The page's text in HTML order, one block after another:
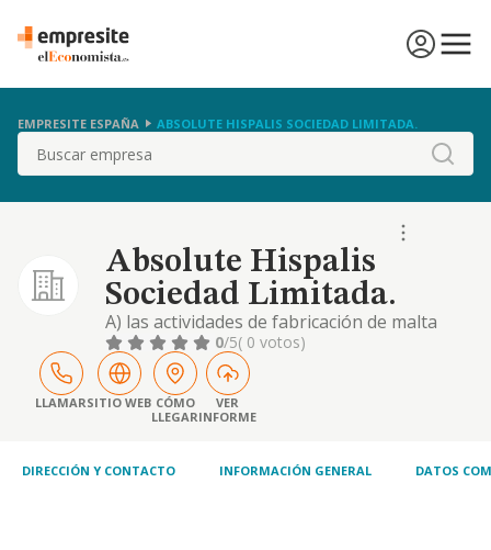
EMPRESITE ESPAÑA ABSOLUTE HISPALIS SOCIEDAD LIMITADA.
Buscar
Absolute Hispalis
Sociedad Limitada.
A) las actividades de fabricación de malta
para la industria cervecera. b) todas las
actividades industriales relativas a la
producción, distribución, comercialización,
importación y exportación de cerveza, así
como compuestos de la misma. c)
0/5( 0 votos)
LLAMARSITIO WEB CÓMO
LLEGAR
VER
INFORME
DIRECCIÓN Y CONTACTO INFORMACIÓN GENERAL DATOS